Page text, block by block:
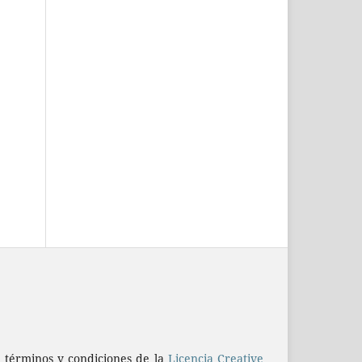
y condiciones de la Licencia Creative